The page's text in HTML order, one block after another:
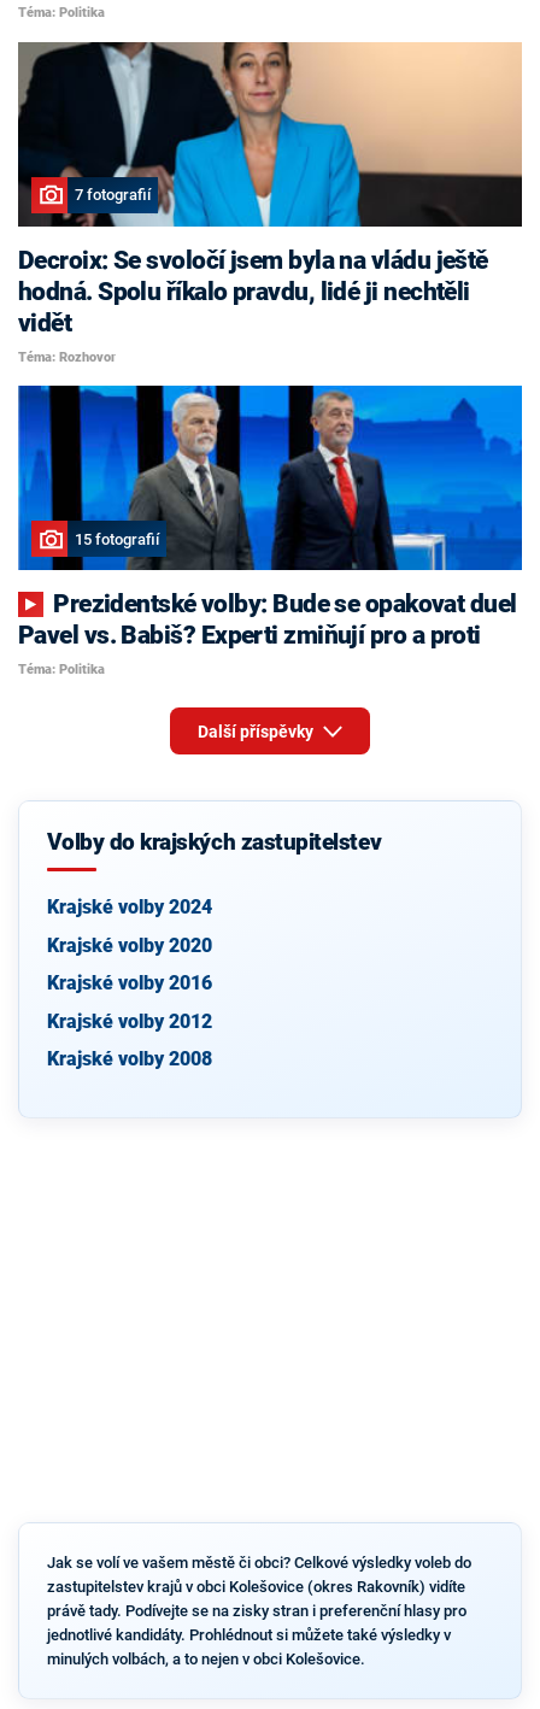
Téma: Politika
7 fotografií
Decroix: Se svoločí jsem byla na vládu ještě
hodná. Spolu říkalo pravdu, lidé ji nechtěli
vidět
Téma: Rozhovor
15 fotografií
Pavel vs. Babiš? Experti zmiňují pro a proti
Téma: Politika
Další příspěvky
Volby do krajských zastupitelstev
Krajské volby 2024
Krajské volby 2020
Krajské volby 2016
Krajské volby 2012
Krajské volby 2008
Jak se volí ve vašem městě či obci? Celkové výsledky voleb do
zastupitelstev krajů v obci Kolešovice (okres Rakovník) vidíte
právě tady. Podívejte se na zisky stran i preferenční hlasy pro
jednotlivé kandidáty. Prohlédnout si můžete také výsledky v
minulých volbách, a to nejen v obci Kolešovice.